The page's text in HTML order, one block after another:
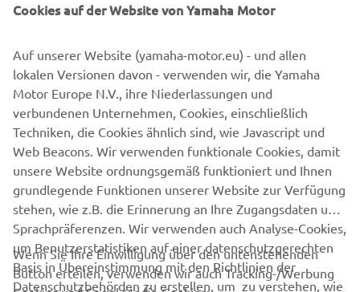
attraktiven Konditionen – mit niedrigen
Urban Mobility-Roller oder Elektro-Roller: Du hast die
Wahl. Frag noch heute dein Angebot an und mach dich
bereit für Mega-Fahrspaß zum Mini-Tarif.
Mehr dazu
1
Artikel pro Seite 6
UNTERNEHMEN
Cookies auf der Website von Yamaha Motor
Auf unserer Website (yamaha-motor.eu) - und allen
lokalen Versionen davon - verwenden wir, die Yamaha
Motor Europe N.V., ihre Niederlassungen und
verbundenen Unternehmen, Cookies, einschließlich
Techniken, die Cookies ähnlich sind, wie Javascript und
Web Beacons. Wir verwenden funktionale Cookies, damit
unsere Website ordnungsgemäß funktioniert und Ihnen
grundlegende Funktionen unserer Website zur Verfügung
stehen, wie z.B. die Erinnerung an Ihre Zugangsdaten und
Sprachpräferenzen. Wir verwenden auch Analyse-Cookies,
um Benutzerstatistiken auf einer datenschutzgerechten
Basis in Übereinstimmung mit den Richtlinien der
Datenschutzbehörden zu erstellen, um zu verstehen, wie
Wenn Sie Ihre Einwilligung über den untenstehenden
Button erteilen, verwenden wir auch Tracking-/Werbung